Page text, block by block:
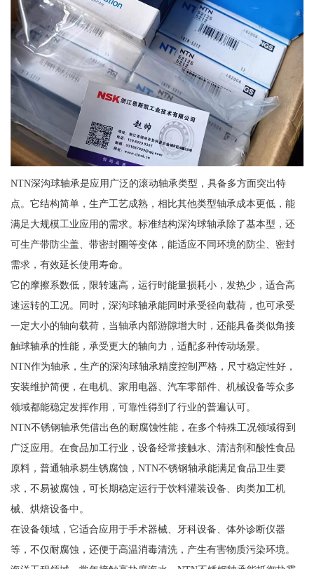
NTN深沟球轴承是应用广泛的滚动轴承类型，具备多方面突出特
点。它结构简单，生产工艺成熟，相比其他类型轴承成本更低，能
满足大规模工业应用的需求。标准结构深沟球轴承除了基本型，还
可生产带防尘盖、带密封圈等变体，能适应不同环境的防尘、密封
需求，有效延长使用寿命。
它的摩擦系数低，限转速高，运行时能量损耗小，发热少，适合高
速运转的工况。同时，深沟球轴承能同时承受径向载荷，也可承受
一定大小的轴向载荷，当轴承内部游隙增大时，还能具备类似角接
触球轴承的性能，承受更大的轴向力，适配多种传动场景。
NTN作为轴承，生产的深沟球轴承精度控制严格，尺寸稳定性好，
安装维护简便，在电机、家用电器、汽车零部件、机械设备等众多
领域都能稳定发挥作用，可靠性得到了行业的普遍认可。
NTN不锈钢轴承凭借出色的耐腐蚀性能，在多个特殊工况领域得到
广泛应用。在食品加工行业，设备经常接触水、清洁剂和酸性食品
原料，普通轴承易生锈腐蚀，NTN不锈钢轴承能满足食品卫生要
求，不易被腐蚀，可长期稳定运行于饮料灌装设备、肉类加工机
械、烘焙设备中。
在设备领域，它适合应用于手术器械、牙科设备、体外诊断仪器
等，不仅耐腐蚀，还便于高温消毒清洗，产生有害物质污染环境。